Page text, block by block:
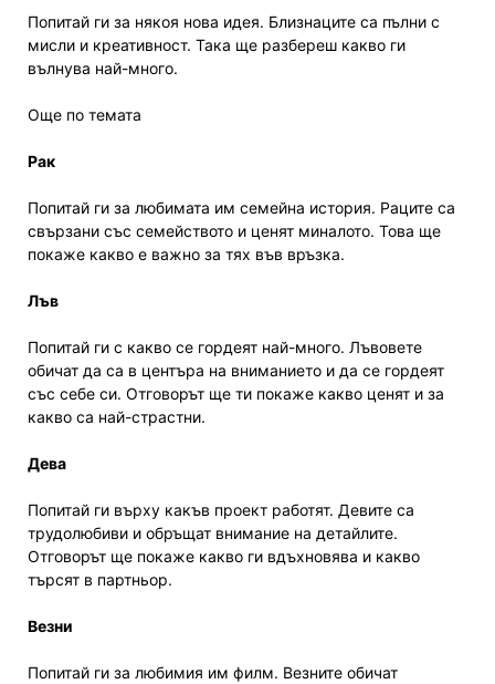
Попитай ги за някоя нова идея. Близнаците са пълни с
мисли и креативност. Така ще разбереш какво ги
вълнува най-много.
Още по темата
Рак
Попитай ги за любимата им семейна история. Раците са
свързани със семейството и ценят миналото. Това ще
покаже какво е важно за тях във връзка.
Лъв
Попитай ги с какво се гордеят най-много. Лъвовете
обичат да са в центъра на вниманието и да се гордеят
със себе си. Отговорът ще ти покаже какво ценят и за
какво са най-страстни.
Дева
Попитай ги върху какъв проект работят. Девите са
трудолюбиви и обръщат внимание на детайлите.
Отговорът ще покаже какво ги вдъхновява и какво
търсят в партньор.
Везни
Попитай ги за любимия им филм. Везните обичат